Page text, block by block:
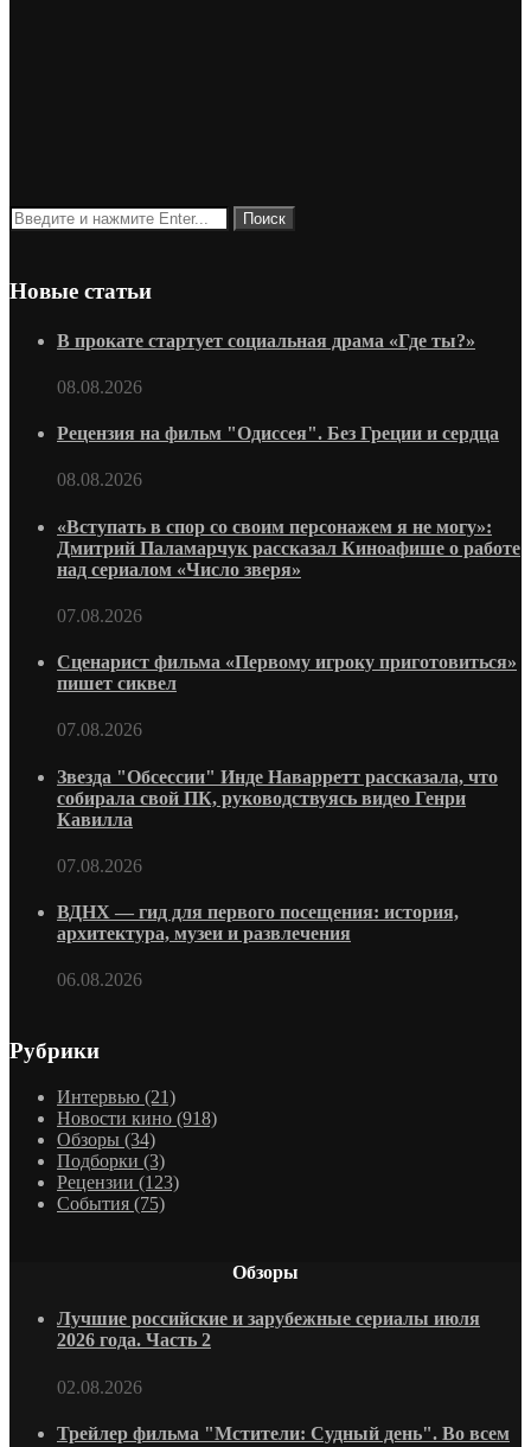
Новые статьи
В прокате стартует социальная драма «Где ты?»
08.08.2026
Рецензия на фильм "Одиссея". Без Греции и сердца
08.08.2026
«Вступать в спор со своим персонажем я не могу»:
Дмитрий Паламарчук рассказал Киноафише о работе
над сериалом «Число зверя»
07.08.2026
Сценарист фильма «Первому игроку приготовиться»
пишет сиквел
07.08.2026
Звезда "Обсессии" Инде Наварретт рассказала, что
собирала свой ПК, руководствуясь видео Генри
Кавилла
07.08.2026
ВДНХ — гид для первого посещения: история,
архитектура, музеи и развлечения
06.08.2026
Рубрики
Интервью (21)
Новости кино (918)
Обзоры (34)
Подборки (3)
Рецензии (123)
События (75)
Обзоры
Лучшие российские и зарубежные сериалы июля
2026 года. Часть 2
02.08.2026
Трейлер фильма "Мстители: Судный день". Во всем